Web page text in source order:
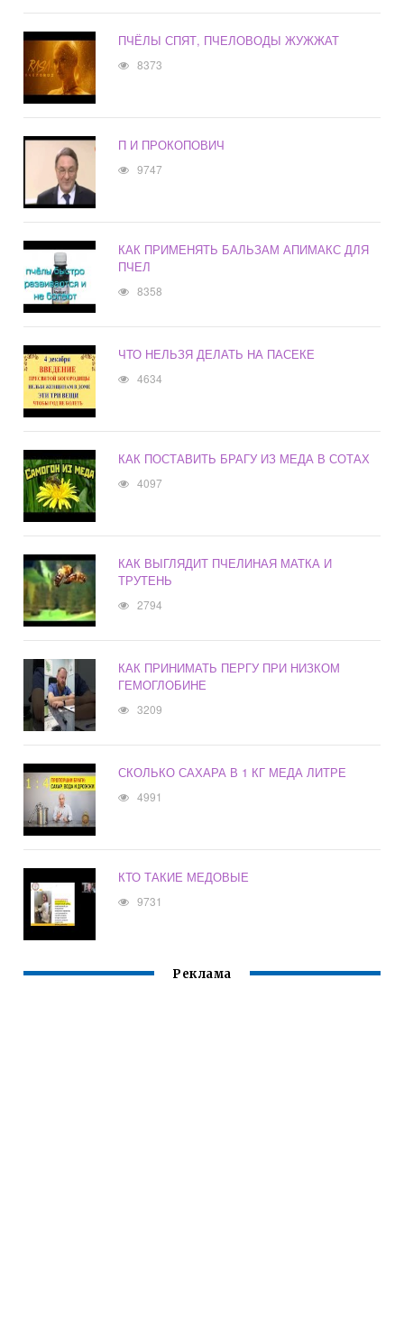
ПЧЁЛЫ СПЯТ, ПЧЕЛОВОДЫ ЖУЖЖАТ
8373
П И ПРОКОПОВИЧ
9747
КАК ПРИМЕНЯТЬ БАЛЬЗАМ АПИМАКС ДЛЯ
ПЧЕЛ
8358
ЧТО НЕЛЬЗЯ ДЕЛАТЬ НА ПАСЕКЕ
4634
КАК ПОСТАВИТЬ БРАГУ ИЗ МЕДА В СОТАХ
4097
КАК ВЫГЛЯДИТ ПЧЕЛИНАЯ МАТКА И
ТРУТЕНЬ
2794
КАК ПРИНИМАТЬ ПЕРГУ ПРИ НИЗКОМ
ГЕМОГЛОБИНЕ
3209
СКОЛЬКО САХАРА В 1 КГ МЕДА ЛИТРЕ
4991
КТО ТАКИЕ МЕДОВЫЕ
9731
Реклама